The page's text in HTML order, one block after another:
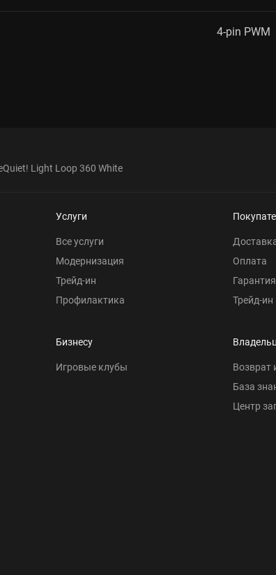
4-pin PWM
Light Loop 360 White
Услуги
Все услуги
Модернизация
Трейд-ин
Профилактика
Бизнесу
Игровые клубы
Оплата
Гарантия
Трейд-ин
Возврат
База
Центр